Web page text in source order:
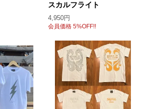
スカルフライト
4,950円
会員価格 5%OFF!!